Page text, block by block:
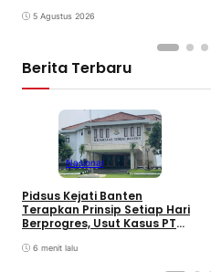
5 Agustus 2026
Berita Terbaru
Nasional
Pidsus Kejati Banten
Terapkan Prinsip Setiap Hari
Berprogres, Usut Kasus PT
6 menit lalu